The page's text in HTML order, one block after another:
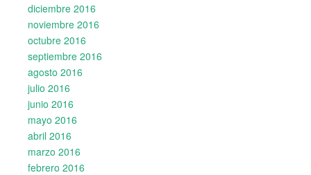
diciembre 2016
noviembre 2016
octubre 2016
septiembre 2016
agosto 2016
julio 2016
junio 2016
mayo 2016
abril 2016
marzo 2016
febrero 2016